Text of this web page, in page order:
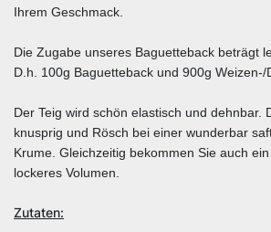
Ihrem Geschmack.
Die Zugabe unseres Baguetteback beträgt
D.h. 100g Baguetteback und 900g Weizen-/
Der Teig wird schön elastisch und dehnbar.
knusprig und Rösch bei einer wunderbar
Krume. Gleichzeitig bekommen Sie auch
lockeres Volumen.
Zutaten: